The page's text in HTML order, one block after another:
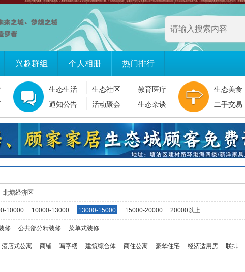
兴趣群组 个人相册 热门排行
生态生活 生态社区
教育医疗
通知公告
活动聚会 生态杂谈
生态美食
二手交易
北塘经济区
10000 10000-13000 13000-15000 15000-20000 20000以上
修 公共部分精装修 菜单式装修
酒店式公寓 商铺 写字楼 建筑综合体 商住公寓 豪华住宅 经济适用房 联排